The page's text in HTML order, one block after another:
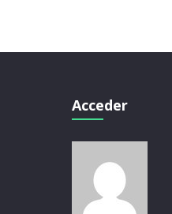
Acceder